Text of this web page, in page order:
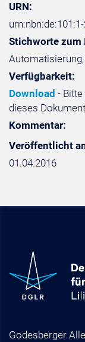
URN:
Stichworte zum
Verfügbarkeit:
Download -
dieses
Kommentar:
Veröffentlicht
01.04.2016
Godesberger